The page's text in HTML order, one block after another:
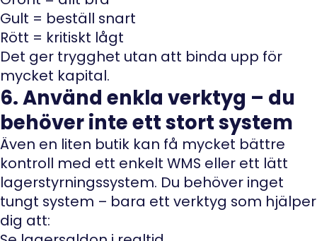
Gult = beställ snart
Rött = kritiskt lågt
Det ger trygghet utan att binda upp för
mycket kapital.
6. Använd enkla verktyg – du
behöver inte ett stort system
Även en liten butik kan få mycket bättre
kontroll med ett enkelt WMS eller ett lätt
lagerstyrningssystem. Du behöver inget
tungt system – bara ett verktyg som hjälper
dig att: